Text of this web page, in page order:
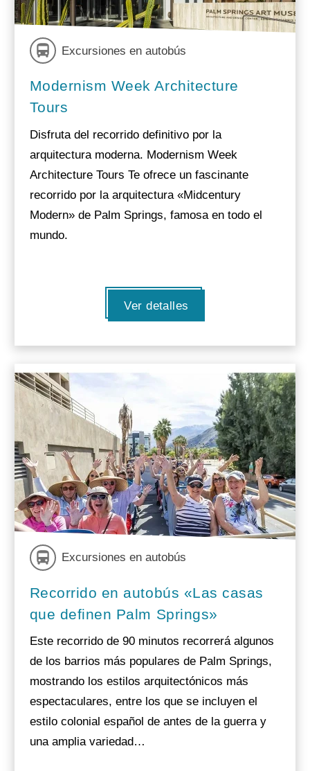
Excursiones en autobús
Modernism Week Architecture
Tours
Disfruta del recorrido definitivo por la
arquitectura moderna. Modernism Week
Architecture Tours Te ofrece un fascinante
recorrido por la arquitectura «Midcentury
Modern» de Palm Springs, famosa en todo el
mundo.
Ver detalles
Excursiones en autobús
Recorrido en autobús «Las casas
que definen Palm Springs»
Este recorrido de 90 minutos recorrerá algunos
de los barrios más populares de Palm Springs,
mostrando los estilos arquitectónicos más
espectaculares, entre los que se incluyen el
estilo colonial español de antes de la guerra y
una amplia variedad…